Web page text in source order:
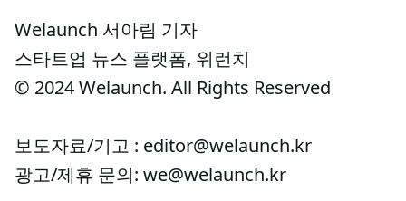
Welaunch 서아림 기자
스타트업 뉴스 플랫폼, 위런치
© 2024 Welaunch. All Rights Reserved
보도자료/기고 : editor@welaunch.kr
광고/제휴 문의: we@welaunch.kr